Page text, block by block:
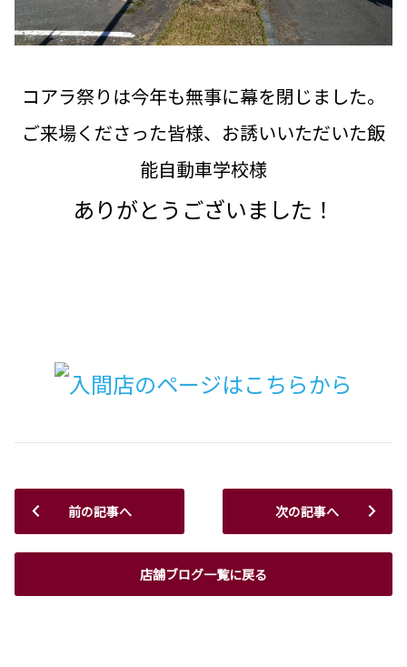
コアラ祭りは今年も無事に幕を閉じました。
ご来場くださった皆様、お誘いいただいた飯
能自動車学校様
ありがとうございました！
前の記事へ
店舗ブログ一覧に戻る
次の記事へ